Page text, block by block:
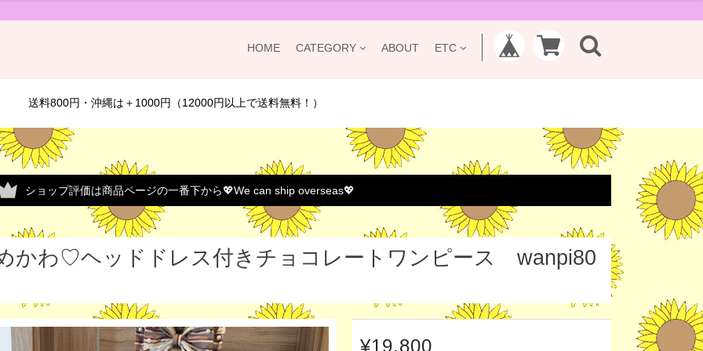
HOME CATEGORY ABOUT ETC
送料800円・沖縄は＋1000円（12000円以上で送料無料！）
ショップ評価は商品ページの一番下から💖We can ship overseas💖
かわ♡ヘッドドレス付きチョコレートワンピース wanpi80
¥19,800